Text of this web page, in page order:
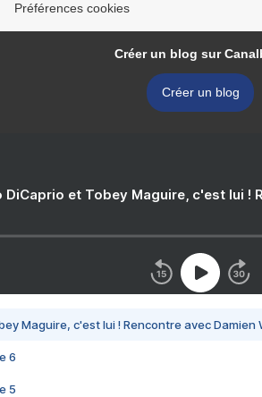
Préférences cookies
Créer un blog sur
Créer un blog
DiCaprio et Tobey Maguire, c'est lui !
Maguire, c'est lui ! Rencontre avec Damien
6
5